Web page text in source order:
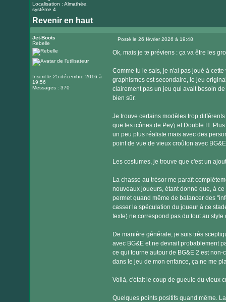
Localisation : Almathée,
système 4
Revenir en haut
Jet-Boots
Rebelle
Inscrit le 25 décembre 2016 à
19:56
Messages : 370
Posté le 26 février 2026 à 19:48
Ok, mais je te préviens : ça va être les
Comme tu le sais, je n'ai pas joué à
graphismes est secondaire, le jeu
clairement pas un jeu qui avait besoin
bien sûr.
Je trouve certains modèles trop
que les icônes de Pey'j et Double H.
un peu plus réaliste mais avec des
point de vue de vieux croûton avec
Les costumes, je trouve que c'est un
La chasse au trésor me paraît
nouveaux joueurs, étant donné que, à
permet quand même de balancer des
casser la spéculation du joueur à ce
texte) ne correspond pas du tout au style
De manière générale, je suis très
avec BG&E et ne devrait probablement
ce qui tourne autour de BG&E 2 est
dans le jeu de mon enfance, ça ne me
Voilà, c'était le coup de gueule du vieux
Quelques points positifs quand même.